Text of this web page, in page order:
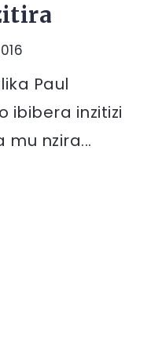
Paul
ibibera inzitizi
mu nzira...